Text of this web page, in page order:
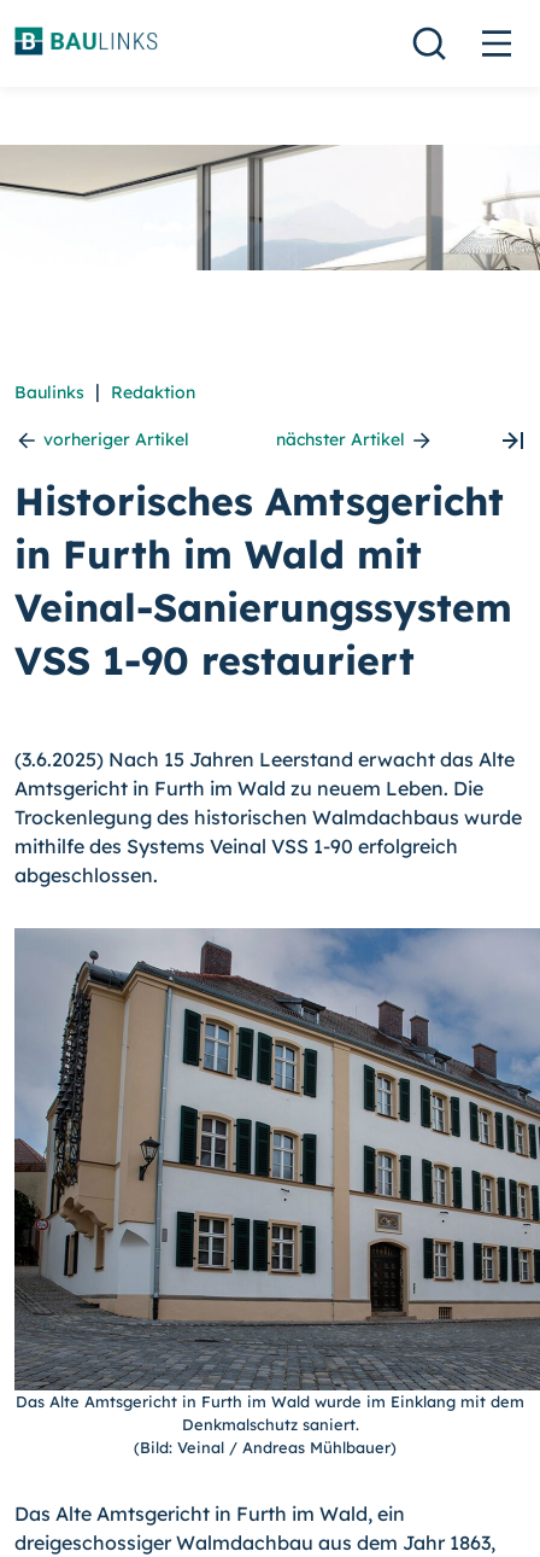
Baulinks | Redaktion
vorheriger Artikel nächster Artikel
Historisches Amtsgericht
in Furth im Wald mit
Veinal-Sanierungssystem
VSS 1-90 restauriert
(3.6.2025) Nach 15 Jahren Leerstand erwacht das Alte
Amtsgericht in Furth im Wald zu neuem Leben. Die
Trockenlegung des historischen Walmdachbaus wurde
mithilfe des Systems Veinal VSS 1-90 erfolgreich
abgeschlossen.
Das Alte Amtsgericht in Furth im Wald wurde im Einklang mit dem
Denkmalschutz saniert.
(Bild: Veinal / Andreas Mühlbauer)
Das Alte Amtsgericht in Furth im Wald, ein
dreigeschossiger Walmdachbau aus dem Jahr 1863,